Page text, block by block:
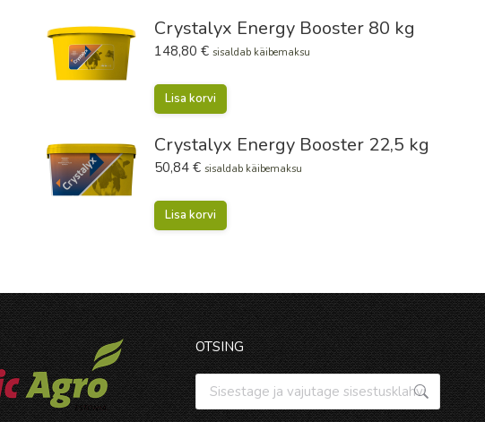
Crystalyx Energy Booster 80 kg
148,80 € sisaldab käibemaksu
Lisa korvi
Crystalyx Energy Booster 22,5 kg
50,84 € sisaldab käibemaksu
Lisa korvi
OTSING
Otsi: